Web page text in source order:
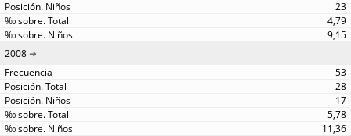
23
4,79
9,15
2008
53
28
17
5,78
11,36